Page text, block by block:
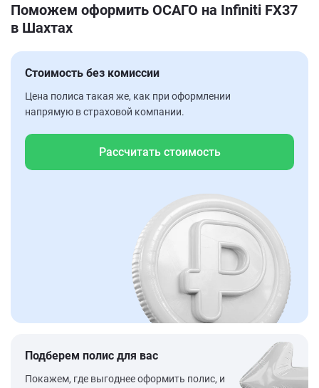
Поможем оформить ОСАГО на Infiniti FX37
в Шахтах
Стоимость без комиссии
Цена полиса такая же, как при оформлении
напрямую в страховой компании.
Рассчитать стоимость
Подберем полис для вас
Покажем, где выгоднее оформить полис, и